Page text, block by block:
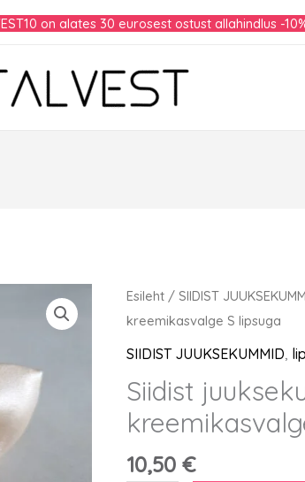
on alates 30 eurosest ostust allahindlus -
Esileht / SIIDIST
kreemikasvalge S lipsuga
SIIDIST JUUKSEKUMMID,
Siidist
10,50€